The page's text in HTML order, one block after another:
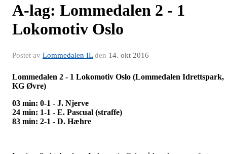
A-lag: Lommedalen 2 - 1
Lokomotiv Oslo
Postet av Lommedalen ILden 14. okt 2016
Lommedalen 2 - 1 Lokomotiv Oslo (Lommedalen Idrettspark,
KG Øvre)
03 min: 0-1 - J. Njerve
24 min: 1-1 - E. Pascual (straffe)
83 min: 2-1 - D. Hæhre